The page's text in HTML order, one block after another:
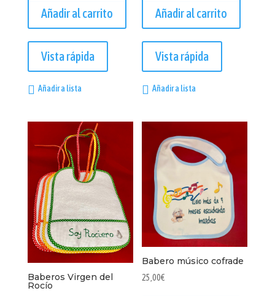
Añadir al carrito
Vista rápida
Añadir a lista
Añadir al carrito
Vista rápida
Añadir a lista
Baberos Virgen del
Rocío
Babero músico cofrade
25,00€